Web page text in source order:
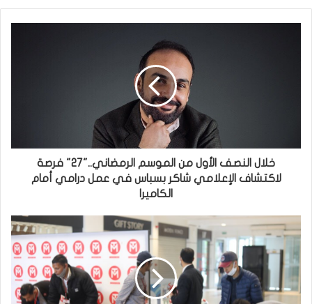
خلال النصف الأول من الموسم الرمضاني.."27" فرصة
لاكتشاف الإعلامي شاكر بسباس في عمل درامي أمام
الكاميرا